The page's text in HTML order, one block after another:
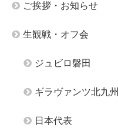
ご挨拶・お知らせ
生観戦・オフ会
ジュビロ磐田
ギラヴァンツ北九州
日本代表